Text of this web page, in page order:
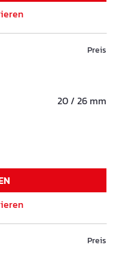
Preis
20 / 26 mm
Preis